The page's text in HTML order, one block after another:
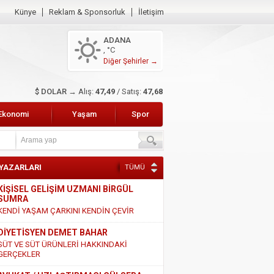
Künye Reklam & Sponsorluk İletişim
ADANA
, °C
Diğer Şehirler →
$ DOLAR → Alış: 47,49 / Satış: 47,68
Yaşam Spor
TÜMÜ
KİŞİSEL GELİŞİM UZMANI BİRGÜL
YAŞAM ÇARKINI KENDİN ÇEVİR
DİYETİSYEN DEMET BAHAR
VE SÜT ÜRÜNLERİ HAKKINDAKİ